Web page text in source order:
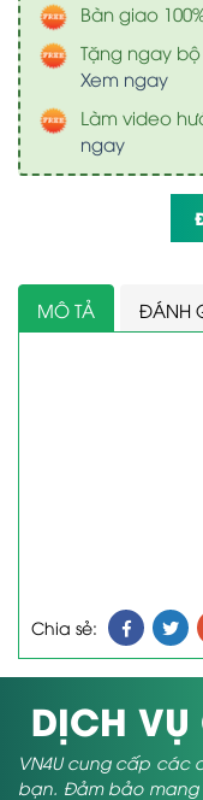
Bàn giao
Tặng ngay
Xem ngay
Làm video
ngay
MÔ TẢ ĐÁNH
Chia sẻ:
DỊCH VỤ
VN4U cung cấp các
bạn. Đảm bảo mang